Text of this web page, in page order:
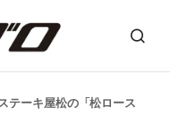
テーキ屋松の「松ロース